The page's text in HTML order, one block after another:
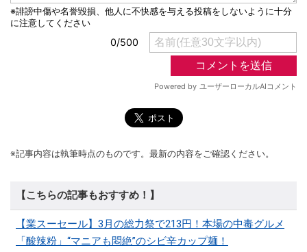
※記事内容は執筆時点のものです。最新の内容をご確認ください。
【こちらの記事もおすすめ！】
【業スーセール】3月の総力祭で213円！本場の中毒グルメ
「酸辣粉」“マニアも悶絶”のシビ辛カップ麺！